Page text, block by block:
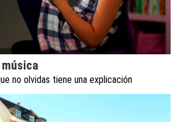
no olvidas tiene una explicación